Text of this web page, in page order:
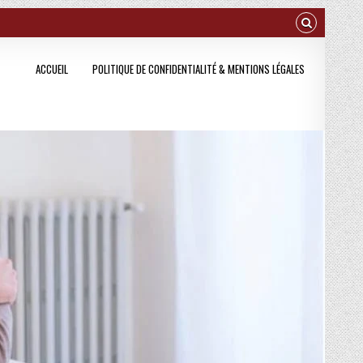
ACCUEIL POLITIQUE DE CONFIDENTIALITÉ & MENTIONS LÉGALES